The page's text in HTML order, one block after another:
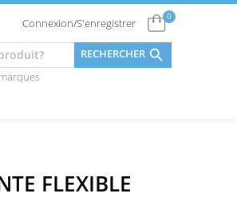
Connexion/S'enregistrer 0
RECHERCHER 
FLEXIBLE